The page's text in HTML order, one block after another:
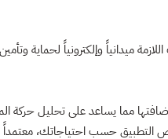
ميدانياً وإلكترونياً لحماية وتأمين
مما يساعد على تحليل حركة
التطبيق حسب احتياجاتك،